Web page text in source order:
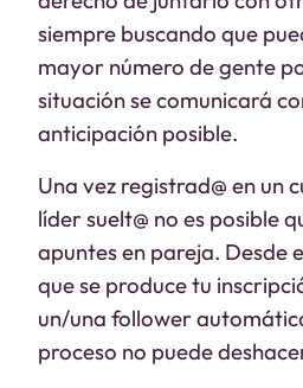
siempre buscando que
mayor número de gente
situación se comunicará
anticipación posible.
Una vez registrad@ en un
líder suelt@ no es posible
apuntes en pareja. Desde
que se produce tu
un/una follower
proceso no puede